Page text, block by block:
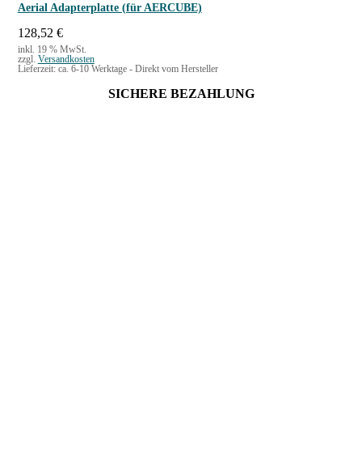
Aerial Adapterplatte (für AERCUBE)
128,52 €
inkl. 19 % MwSt.
zzgl. Versandkosten
Lieferzeit: ca. 6-10 Werktage - Direkt vom Hersteller
SICHERE BEZAHLUNG